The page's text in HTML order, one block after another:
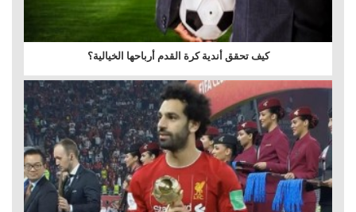
كيف تحقق أندية كرة القدم أرباحها الخيالية؟